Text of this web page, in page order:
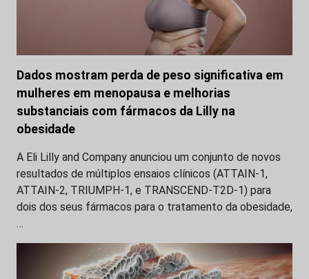
Dados mostram perda de peso significativa em
mulheres em menopausa e melhorias
substanciais com fármacos da Lilly na
obesidade
A Eli Lilly and Company anunciou um conjunto de novos
resultados de múltiplos ensaios clínicos (ATTAIN-1,
ATTAIN-2, TRIUMPH-1, e TRANSCEND-T2D-1) para
dois dos seus fármacos para o tratamento da obesidade,
…